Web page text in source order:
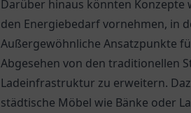
Darüber hinaus könnten Konzepte
den Energiebedarf vornehmen, in
Außergewöhnliche Ansatzpunkte
Abgesehen von den traditionellen
Ladeinfrastruktur zu erweitern.
städtische Möbel wie Bänke oder